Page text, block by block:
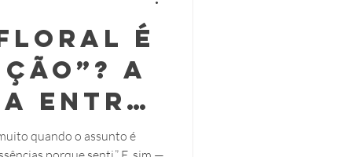
é
A
entre
quando o assunto é